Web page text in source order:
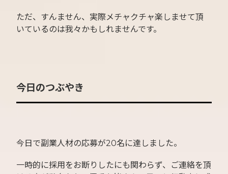
ただ、すんません、実際メチャクチャ楽しませて頂
いているのは我々かもしれませんです。
今日のつぶやき
今日で副業人材の応募が20名に達しました。
一時的に採用をお断りしたにも関わらず、ご連絡を頂